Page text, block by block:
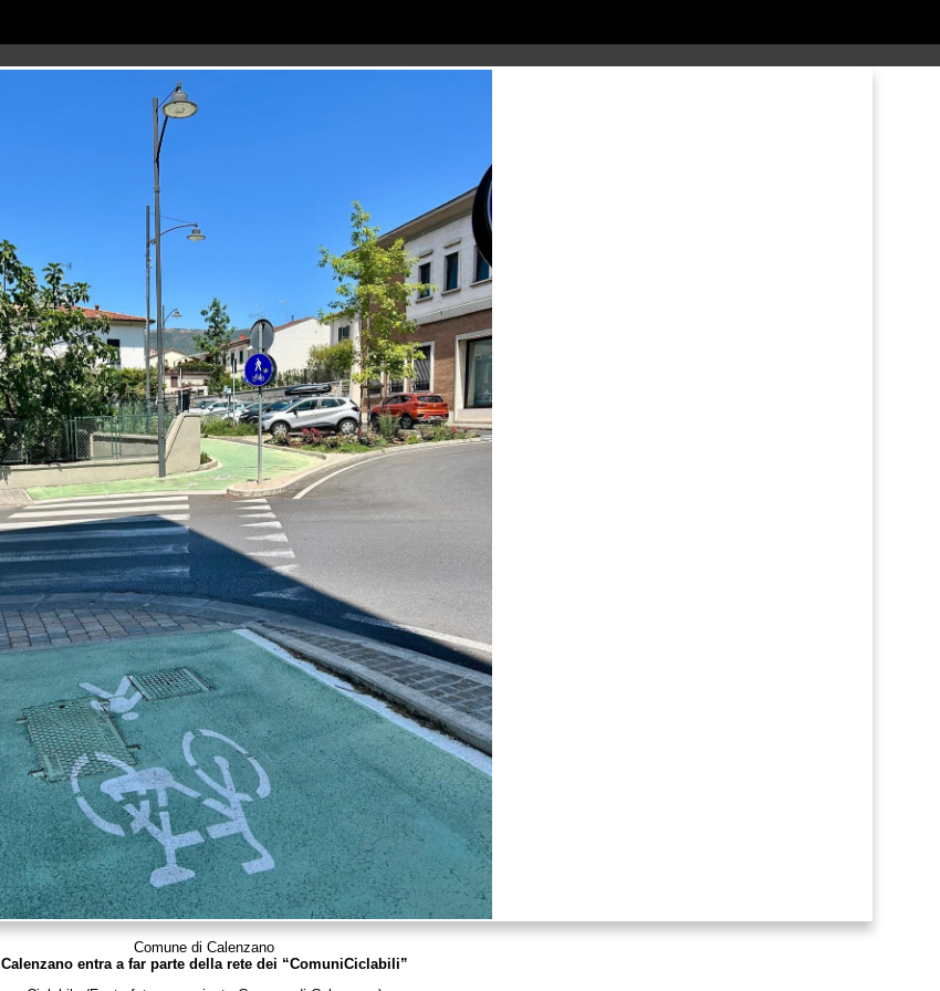
Comune di Calenzano
Calenzano entra a far parte della rete dei “ComuniCiclabili”